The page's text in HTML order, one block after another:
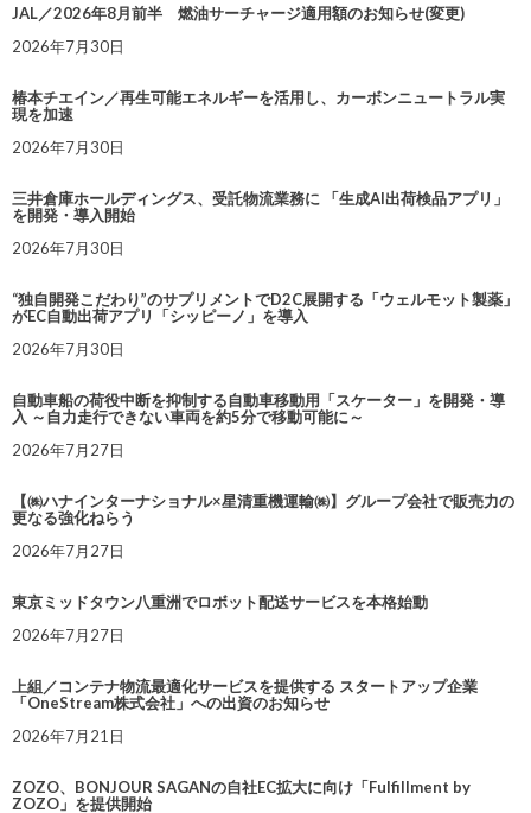
JAL／2026年8月前半 燃油サーチャージ適用額のお知らせ(変更)
2026年7月30日
椿本チエイン／再生可能エネルギーを活用し、カーボンニュートラル実
現を加速
2026年7月30日
三井倉庫ホールディングス、受託物流業務に 「生成AI出荷検品アプリ」
を開発・導入開始
2026年7月30日
“独自開発こだわり”のサプリメントでD2C展開する「ウェルモット製薬」
がEC自動出荷アプリ「シッピーノ」を導入
2026年7月30日
自動車船の荷役中断を抑制する自動車移動用「スケーター」を開発・導
入 ～自力走行できない車両を約5分で移動可能に～
2026年7月27日
【㈱ハナインターナショナル×星清重機運輸㈱】グループ会社で販売力の
更なる強化ねらう
2026年7月27日
東京ミッドタウン八重洲でロボット配送サービスを本格始動
2026年7月27日
上組／コンテナ物流最適化サービスを提供する スタートアップ企業
「OneStream株式会社」への出資のお知らせ
2026年7月21日
ZOZO、BONJOUR SAGANの自社EC拡大に向け「Fulfillment by
ZOZO」を提供開始